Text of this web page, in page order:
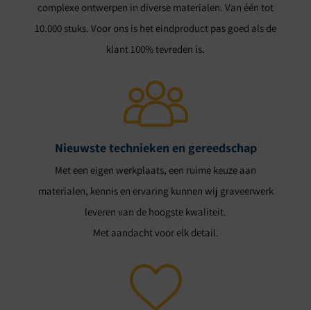
complexe ontwerpen in diverse materialen. Van één tot
10.000 stuks. Voor ons is het eindproduct pas goed als de
klant 100% tevreden is.
Nieuwste technieken en gereedschap
Met een eigen werkplaats, een ruime keuze aan
materialen, kennis en ervaring kunnen wij graveerwerk
leveren van de hoogste kwaliteit.
Met aandacht voor elk detail.